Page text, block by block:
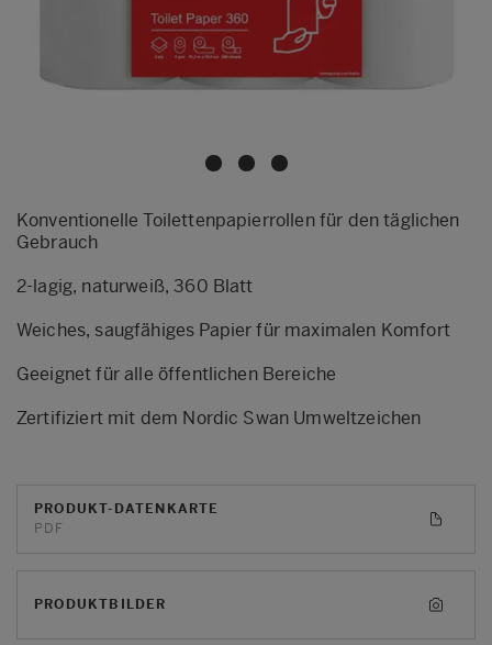
Konventionelle Toilettenpapierrollen für den täglichen
Gebrauch
2-lagig, naturweiß, 360 Blatt
Weiches, saugfähiges Papier für maximalen Komfort
Geeignet für alle öffentlichen Bereiche
Zertifiziert mit dem Nordic Swan Umweltzeichen
PRODUKT-DATENKARTE
PDF
PRODUKTBILDER